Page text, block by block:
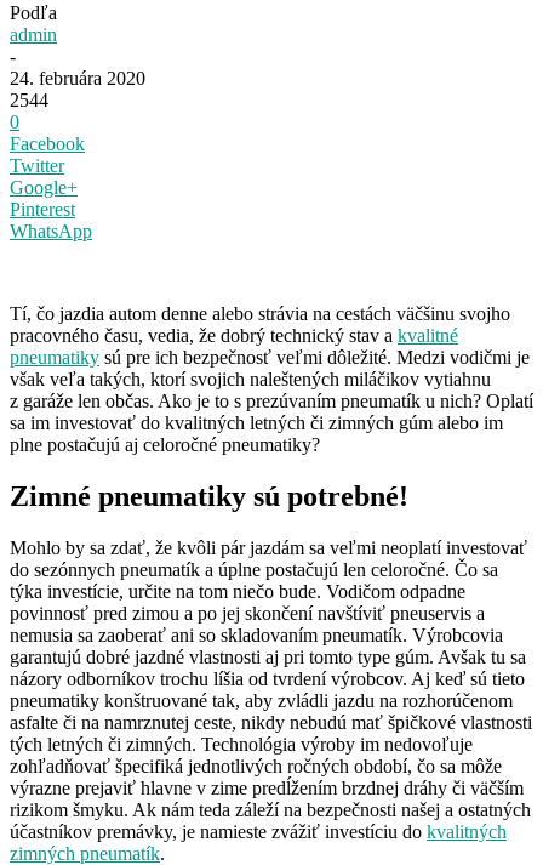
Podľa
admin
-
24. februára 2020
2544
0
Facebook
Twitter
Google+
Pinterest
WhatsApp
Tí, čo jazdia autom denne alebo strávia na cestách väčšinu svojho
pracovného času, vedia, že dobrý technický stav a kvalitné
pneumatiky sú pre ich bezpečnosť veľmi dôležité. Medzi vodičmi je
však veľa takých, ktorí svojich naleštených miláčikov vytiahnu
z garáže len občas. Ako je to s prezúvaním pneumatík u nich? Oplatí
sa im investovať do kvalitných letných či zimných gúm alebo im
plne postačujú aj celoročné pneumatiky?
Zimné pneumatiky sú potrebné!
Mohlo by sa zdať, že kvôli pár jazdám sa veľmi neoplatí investovať
do sezónnych pneumatík a úplne postačujú len celoročné. Čo sa
týka investície, určite na tom niečo bude. Vodičom odpadne
povinnosť pred zimou a po jej skončení navštíviť pneuservis a
nemusia sa zaoberať ani so skladovaním pneumatík. Výrobcovia
garantujú dobré jazdné vlastnosti aj pri tomto type gúm. Avšak tu sa
názory odborníkov trochu líšia od tvrdení výrobcov. Aj keď sú tieto
pneumatiky konštruované tak, aby zvládli jazdu na rozhorúčenom
asfalte či na namrznutej ceste, nikdy nebudú mať špičkové vlastnosti
tých letných či zimných. Technológia výroby im nedovoľuje
zohľadňovať špecifiká jednotlivých ročných období, čo sa môže
výrazne prejaviť hlavne v zime predĺžením brzdnej dráhy či väčším
rizikom šmyku. Ak nám teda záleží na bezpečnosti našej a ostatných
účastníkov premávky, je namieste zvážiť investíciu do kvalitných
zimných pneumatík.